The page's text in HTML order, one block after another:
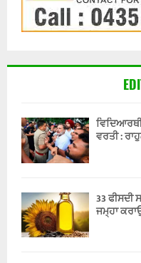
ਵਰਤੀ :
33
ਜਮ੍ਹਾ